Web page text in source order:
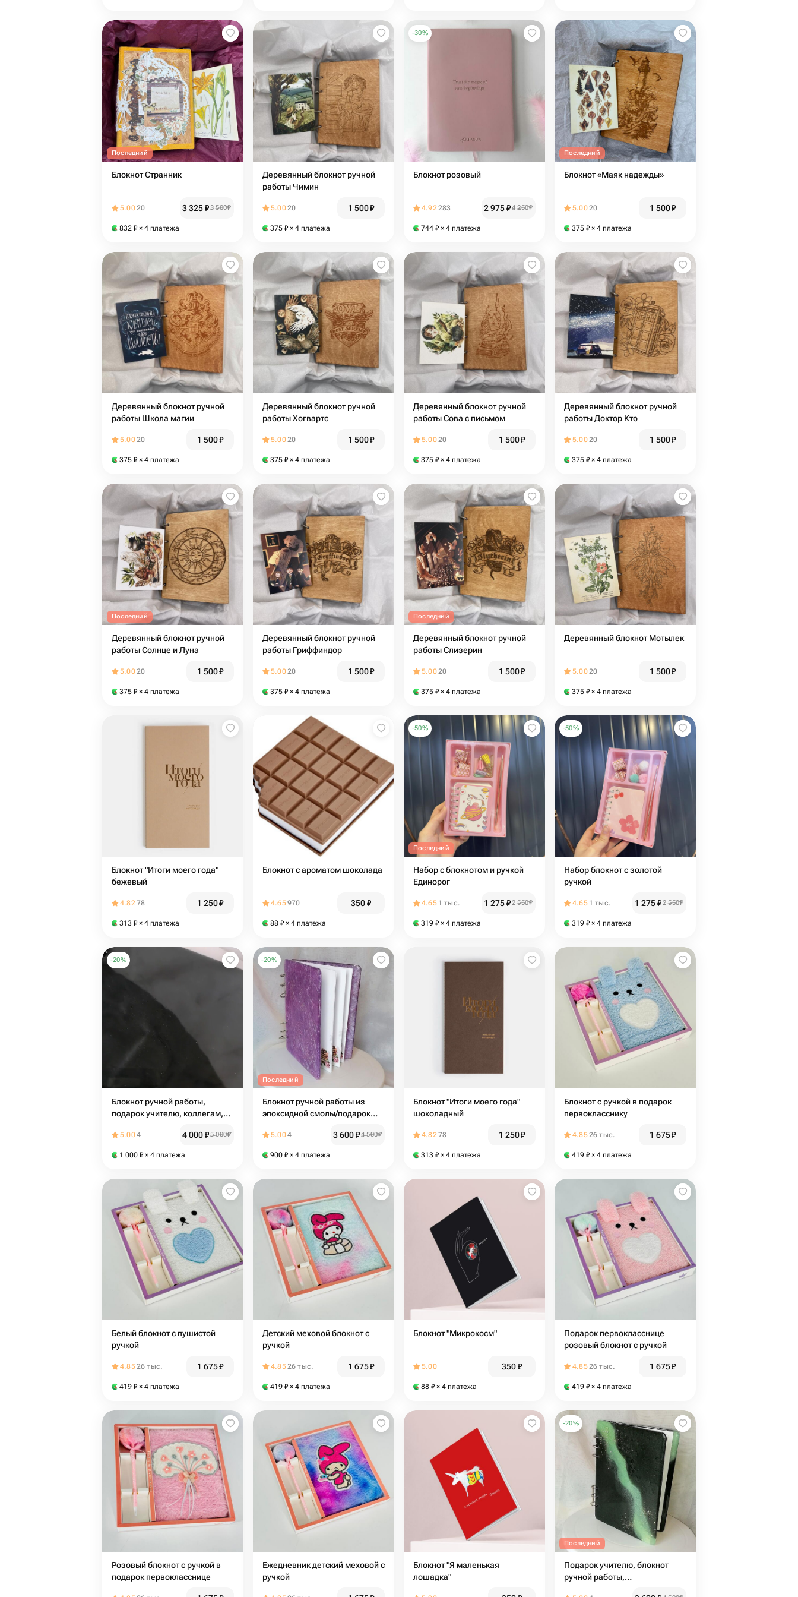
Последний
Блокнот Странник
5.0020 3 325₽3 500₽
832 ₽ × 4 платежа
Деревянный блокнот ручной
работы Чимин
5.0020 1 500₽
375 ₽ × 4 платежа
-30%
Блокнот розовый
4.92283 2 975₽4 250₽
744 ₽ × 4 платежа
Последний
Блокнот «Маяк надежды»
5.0020 1 500₽
375 ₽ × 4 платежа
Деревянный блокнот ручной
работы Школа магии
5.0020 1 500₽
375 ₽ × 4 платежа
Деревянный блокнот ручной
работы Хогвартс
5.0020 1 500₽
375 ₽ × 4 платежа
Деревянный блокнот ручной
работы Сова с письмом
5.0020 1 500₽
375 ₽ × 4 платежа
Деревянный блокнот ручной
работы Доктор Кто
5.0020 1 500₽
375 ₽ × 4 платежа
Последний
Деревянный блокнот ручной
работы Солнце и Луна
5.0020 1 500₽
375 ₽ × 4 платежа
Деревянный блокнот ручной
работы Гриффиндор
5.0020 1 500₽
375 ₽ × 4 платежа
Последний
Деревянный блокнот ручной
работы Слизерин
5.0020 1 500₽
375 ₽ × 4 платежа
Деревянный блокнот Мотылек
5.0020 1 500₽
375 ₽ × 4 платежа
Блокнот "Итоги моего года"
бежевый
4.8278 1 250₽
313 ₽ × 4 платежа
Блокнот с ароматом шоколада
4.65970 350₽
88 ₽ × 4 платежа
-50%
Последний
Набор с блокнотом и ручкой
Единорог
4.65 1 тыс. 1 275₽2 550₽
319 ₽ × 4 платежа
-50%
Набор блокнот с золотой
ручкой
4.65 1 тыс. 1 275₽2 550₽
319 ₽ × 4 платежа
-20%
Блокнот ручной работы,
подарок учителю, коллегам,
корпоративные подарки
5.004 4 000₽5 000₽
1 000 ₽ × 4 платежа
-20%
Последний
Блокнот ручной работы из
эпоксидной смолы/подарок
5.004 3 600₽4 500₽
900 ₽ × 4 платежа
Блокнот "Итоги моего года"
шоколадный
4.8278 1 250₽
313 ₽ × 4 платежа
Блокнот с ручкой в подарок
первокласснику
4.8526 тыс. 1 675₽
419 ₽ × 4 платежа
Белый блокнот с пушистой
ручкой
4.8526 тыс. 1 675₽
419 ₽ × 4 платежа
Детский меховой блокнот с
ручкой
4.8526 тыс. 1 675₽
419 ₽ × 4 платежа
Блокнот "Микрокосм"
5.00 350₽
88 ₽ × 4 платежа
Подарок первокласснице
розовый блокнот с ручкой
4.8526 тыс. 1 675₽
419 ₽ × 4 платежа
Розовый блокнот с ручкой в
подарок первокласснице
Ежедневник детский меховой с
ручкой
Блокнот "Я маленькая
лошадка"
-20%
Последний
Подарок учителю, блокнот
ручной работы,